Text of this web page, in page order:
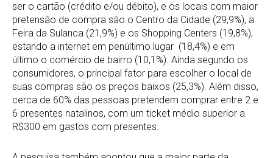
ser o cartão (crédito e/ou débito), e os locais com maior
pretensão de compra são o Centro da Cidade (29,9%), a
Feira da Sulanca (21,9%) e os Shopping Centers (19,8%),
estando a internet em penúltimo lugar (18,4%) e em
último o comércio de bairro (10,1%). Ainda segundo os
consumidores, o principal fator para escolher o local de
suas compras são os preços baixos (25,3%). Além disso,
cerca de 60% das pessoas pretendem comprar entre 2 e
6 presentes natalinos, com um ticket médio superior a
R$300 em gastos com presentes.